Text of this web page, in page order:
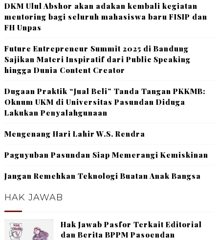
DKM Ulul Abshor akan adakan kembali kegiatan
mentoring bagi seluruh mahasiswa baru FISIP dan
FH Unpas
Future Entrepreneur Summit 2025 di Bandung
Sajikan Materi Inspiratif dari Public Speaking
hingga Dunia Content Creator
Dugaan Praktik “Jual Beli” Tanda Tangan PKKMB:
Oknum UKM di Universitas Pasundan Diduga
Lakukan Penyalahgunaan
Mengenang Hari Lahir W.S. Rendra
Paguyuban Pasundan Siap Memerangi Kemiskinan
Jangan Remehkan Teknologi Buatan Anak Bangsa
HAK JAWAB
Hak Jawab Pasfor Terkait Editorial
dan Berita BPPM Pasoendan